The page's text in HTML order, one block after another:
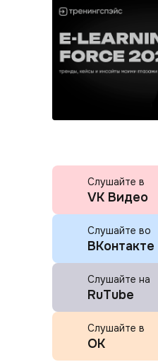
Слушайте в
VK Видео
Слушайте во
ВКонтакте
Слушайте на
RuTube
Слушайте в
ОК